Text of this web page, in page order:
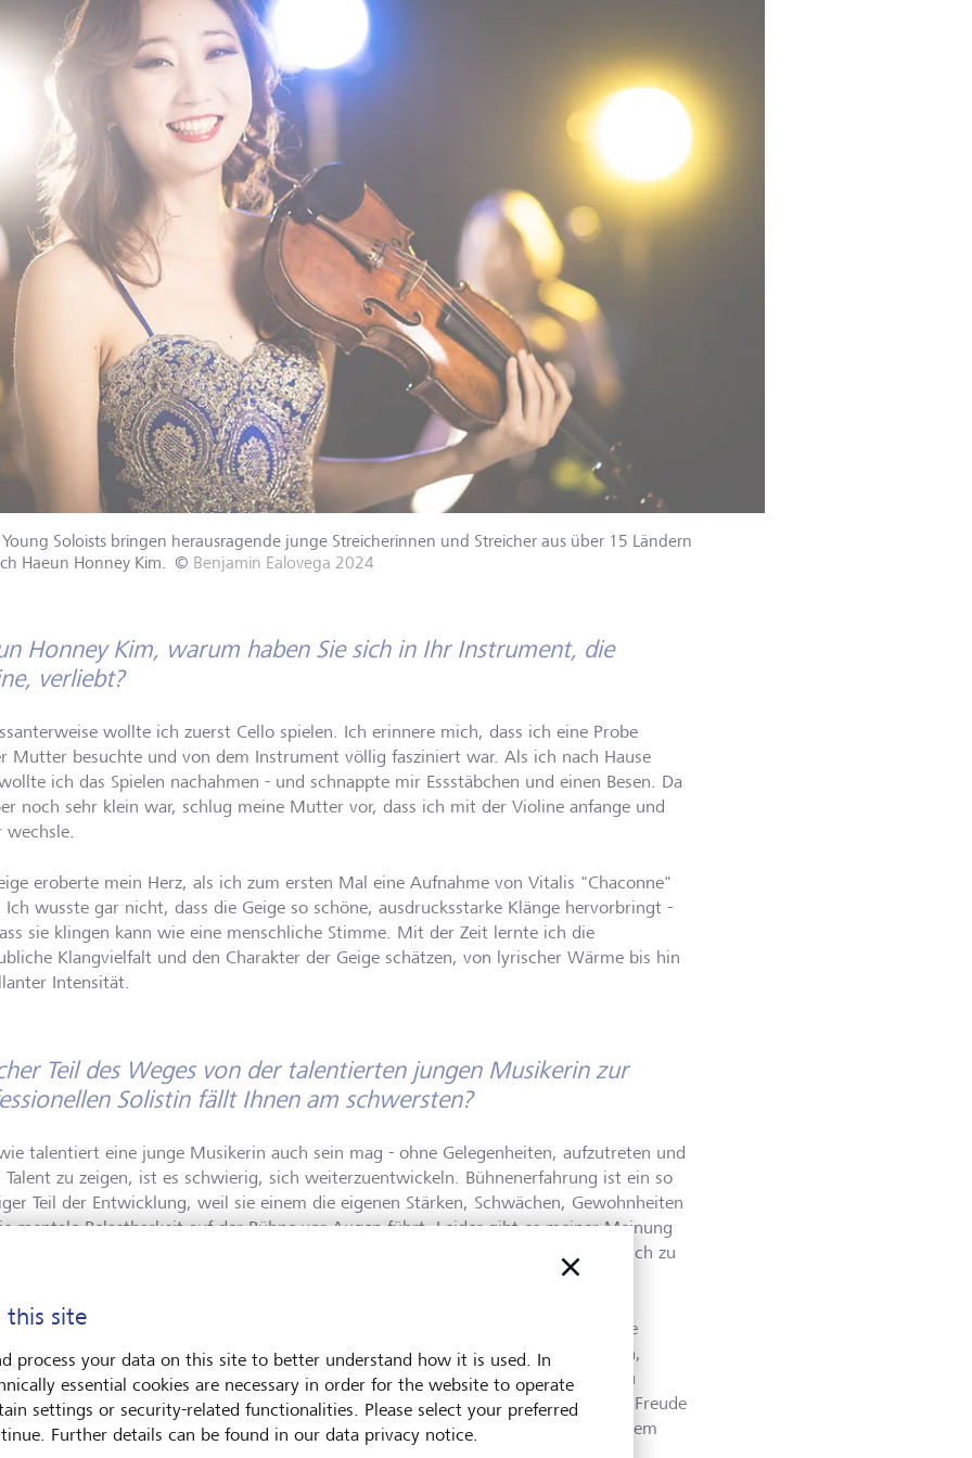
Soloists bringen herausragende junge Streicherinnen und Streicher aus über 15 Ländern
Haeun Honney Kim.
© Benjamin Ealovega 2024
Honney Kim, warum haben Sie sich in Ihr Instrument, die
verliebt?
wollte ich zuerst Cello spielen. Ich erinnere mich, dass ich eine Probe
Mutter besuchte und von dem Instrument völlig fasziniert war. Als ich nach Hause
ich das Spielen nachahmen - und schnappte mir Essstäbchen und einen Besen. Da
noch sehr klein war, schlug meine Mutter vor, dass ich mit der Violine anfange und
wechsle.
eroberte mein Herz, als ich zum ersten Mal eine Aufnahme von Vitalis "Chaconne"
wusste gar nicht, dass die Geige so schöne, ausdrucksstarke Klänge hervorbringt -
sie klingen kann wie eine menschliche Stimme. Mit der Zeit lernte ich die
Klangvielfalt und den Charakter der Geige schätzen, von lyrischer Wärme bis hin
Intensität.
Teil des Weges von der talentierten jungen Musikerin zur
Solistin fällt Ihnen am schwersten?
talentiert eine junge Musikerin auch sein mag - ohne Gelegenheiten, aufzutreten und
Talent zu zeigen, ist es schwierig, sich weiterzuentwickeln. Bühnenerfahrung ist ein so
Teil der Entwicklung, weil sie einem die eigenen Stärken, Schwächen, Gewohnheiten
mentale Belastbarkeit auf der Bühne vor Augen führt. Leider gibt es meiner Meinung
viele junge Musikerinnen und Musiker nur begrenzte Möglichkeiten, sich wirklich zu
ist Musik nicht nur körperlich, sondern auch mental anspruchsvoll. Über die
Vorbereitung hinaus sind Musikerinnen und Musiker ständig mit Vergleichen,
Selbstkritik und dem Druck, sich zu verbessern, konfrontiert. Ich glaube, zu
wie man mit diesen Herausforderungen umgeht und dabei die Leidenschaft und Freude
Musik bewahrt, ist einer der schwierigsten, aber auch wichtigsten Aspekte auf dem
this site
process your data on this site to better understand how it is used. In
essential cookies are necessary in order for the website to operate
settings or security-related functionalities. Please select your preferred
Further details can be found in our data privacy notice.